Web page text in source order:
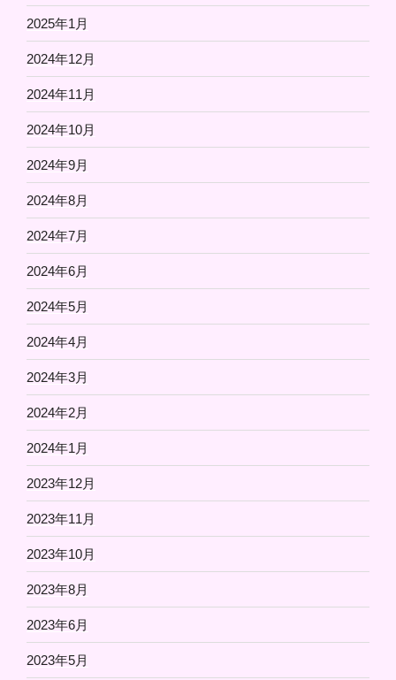
2025年1月
2024年12月
2024年11月
2024年10月
2024年9月
2024年8月
2024年7月
2024年6月
2024年5月
2024年4月
2024年3月
2024年2月
2024年1月
2023年12月
2023年11月
2023年10月
2023年8月
2023年6月
2023年5月